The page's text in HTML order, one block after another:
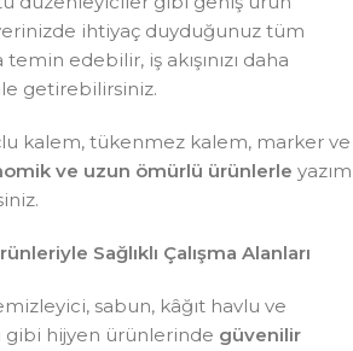
ihtiyaç duyduğunuz tüm
edebilir, iş akışınızı daha
getirebilirsiniz.
kalem, tükenmez kalem, marker ve
ve uzun ömürlü ürünlerle yazım
Sağlıklı Çalışma Alanları
sabun, kâğıt havlu ve
hijyen ürünlerinde güvenilir